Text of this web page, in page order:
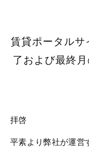
賃貸ポータルサ
了および最終
拝啓
平素より弊社が運営